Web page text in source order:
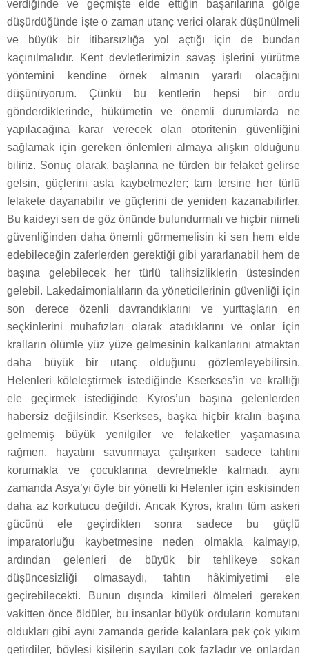
verdiğinde ve geçmişte elde ettiğin başarılarına gölge
düşürdüğünde işte o zaman utanç verici olarak düşünülmeli
ve büyük bir itibarsızlığa yol açtığı için de bundan
kaçınılmalıdır. Kent devletlerimizin savaş işlerini yürütme
yöntemini kendine örnek almanın yararlı olacağını
düşünüyorum. Çünkü bu kentlerin hepsi bir ordu
gönderdiklerinde, hükümetin ve önemli durumlarda ne
yapılacağına karar verecek olan otoritenin güvenliğini
sağlamak için gereken önlemleri almaya alışkın olduğunu
biliriz. Sonuç olarak, başlarına ne türden bir felaket gelirse
gelsin, güçlerini asla kaybetmezler; tam tersine her türlü
felakete dayanabilir ve güçlerini de yeniden kazanabilirler.
Bu kaideyi sen de göz önünde bulundurmalı ve hiçbir nimeti
güvenliğinden daha önemli görmemelisin ki sen hem elde
edebileceğin zaferlerden gerektiği gibi yararlanabil hem de
başına gelebilecek her türlü talihsizliklerin üstesinden
gelebil. Lakedaimonialıların da yöneticilerinin güvenliği için
son derece özenli davrandıklarını ve yurttaşların en
seçkinlerini muhafızları olarak atadıklarını ve onlar için
kralların ölümle yüz yüze gelmesinin kalkanlarını atmaktan
daha büyük bir utanç olduğunu gözlemleyebilirsin.
Helenleri köleleştirmek istediğinde Kserkses’in ve krallığı
ele geçirmek istediğinde Kyros’un başına gelenlerden
habersiz değilsindir. Kserkses, başka hiçbir kralın başına
gelmemiş büyük yenilgiler ve felaketler yaşamasına
rağmen, hayatını savunmaya çalışırken sadece tahtını
korumakla ve çocuklarına devretmekle kalmadı, aynı
zamanda Asya’yı öyle bir yönetti ki Helenler için eskisinden
daha az korkutucu değildi. Ancak Kyros, kralın tüm askeri
gücünü ele geçirdikten sonra sadece bu güçlü
imparatorluğu kaybetmesine neden olmakla kalmayıp,
ardından gelenleri de büyük bir tehlikeye sokan
düşüncesizliği olmasaydı, tahtın hâkimiyetimi ele
geçirebilecekti. Bunun dışında kimileri ölmeleri gereken
vakitten önce öldüler, bu insanlar büyük orduların komutanı
oldukları gibi aynı zamanda geride kalanlara pek çok yıkım
getirdiler, böylesi kişilerin sayıları çok fazladır ve onlardan